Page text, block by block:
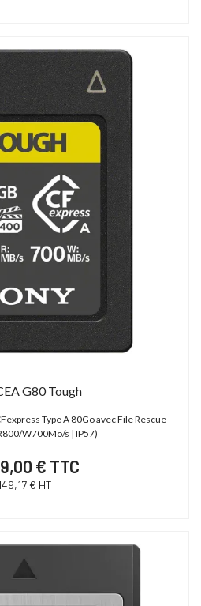
G80 Tough
Type A 80Go avec File Rescue
W700Mo/s | IP57)
€ TTC
€ HT